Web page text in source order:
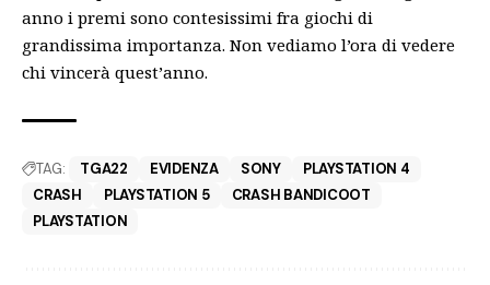
anno i premi sono contesissimi fra giochi di
grandissima importanza. Non vediamo l’ora di vedere
chi vincerà quest’anno.
TAG: TGA22 EVIDENZA SONY
PLAYSTATION 4
CRASH
PLAYSTATION 5
CRASH BANDICOOT
PLAYSTATION